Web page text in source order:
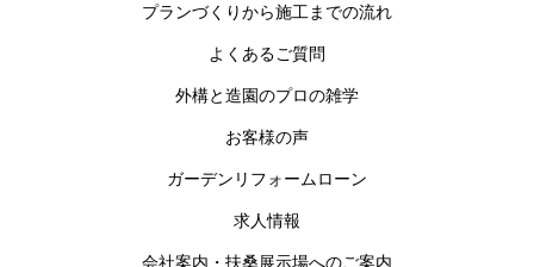
プランづくりから施工までの流れ
よくあるご質問
外構と造園のプロの雑学
お客様の声
ガーデンリフォームローン
求人情報
会社案内・扶桑展示場へのご案内